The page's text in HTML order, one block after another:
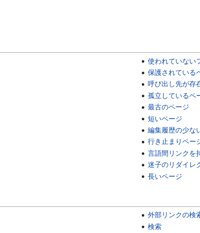
使われていない
保護されている
呼び出し先が存
孤立しているペ
最古のページ
短いページ
編集履歴の少な
行き止まりペー
言語間リンクを
迷子のリダイレ
長いページ
外部リンクの検
検索